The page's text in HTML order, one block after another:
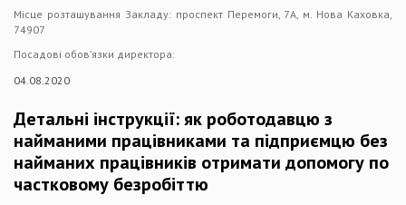
Місце розташування Закладу: проспект Перемоги, 7А, м. Нова Каховка,
74907
Посадові обов’язки директора:
04.08.2020
Детальні інструкції: як роботодавцю з
найманими працівниками та підприємцю без
найманих працівників отримати допомогу по
частковому безробіттю